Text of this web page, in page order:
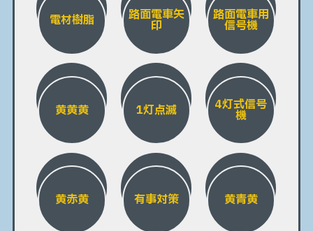
電材樹脂 路面電車矢
印
路面電車用
信号機
黄黄黄 1灯点滅 4灯式信号
機
黄赤黄 有事対策 黄青黄